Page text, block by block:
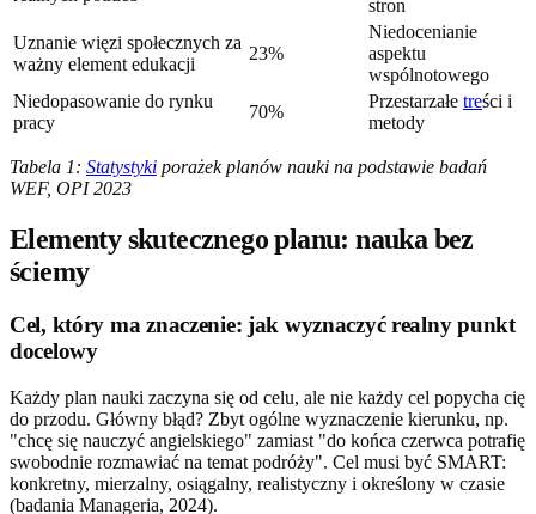
stron
Uznanie więzi społecznych za
ważny element edukacji
23%
Niedocenianie
aspektu
wspólnotowego
Niedopasowanie do rynku
pracy
70%
Przestarzałe treści i
metody
Tabela 1: Statystyki porażek planów nauki na podstawie badań
WEF, OPI 2023
Elementy skutecznego planu: nauka bez
ściemy
Cel, który ma znaczenie: jak wyznaczyć realny punkt
docelowy
Każdy plan nauki zaczyna się od celu, ale nie każdy cel popycha cię
do przodu. Główny błąd? Zbyt ogólne wyznaczenie kierunku, np.
"chcę się nauczyć angielskiego" zamiast "do końca czerwca potrafię
swobodnie rozmawiać na temat podróży". Cel musi być SMART:
konkretny, mierzalny, osiągalny, realistyczny i określony w czasie
(badania Manageria, 2024).